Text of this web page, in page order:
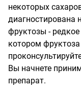
некоторых
диагностирована
фруктозы - редкое
котором
Вы начнете
препарат.